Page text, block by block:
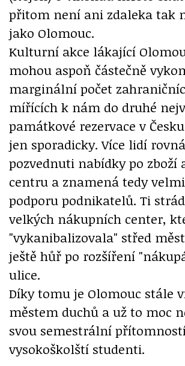
přitom není ani zdaleka tak
jako Olomouc.
Kulturní akce lákající
mohou aspoň částečně
marginální počet
mířících k nám do druhé
památkové rezervace v
jen sporadicky. Více lidí
pozvednuti nabídky po zboží
centru a znamená tedy
podporu podnikatelů. Ti
velkých nákupních center,
"vykanibalizovala" střed
ještě hůř po rozšíření
ulice.
Díky tomu je Olomouc stále
městem duchů a už to moc
svou semestrální
vysokoškolští studenti.